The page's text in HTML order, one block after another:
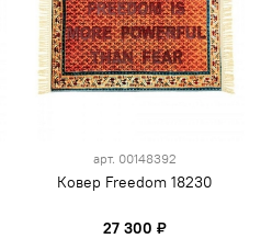
арт. 00148392
Ковер Freedom 18230
27 300 ₽